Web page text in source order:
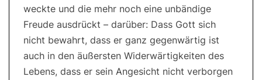
weckte und die mehr noch eine unbändige
Freude ausdrückt – darüber: Dass Gott sich
nicht bewahrt, dass er ganz gegenwärtig ist
auch in den äußersten Widerwärtigkeiten des
Lebens, dass er sein Angesicht nicht verborgen